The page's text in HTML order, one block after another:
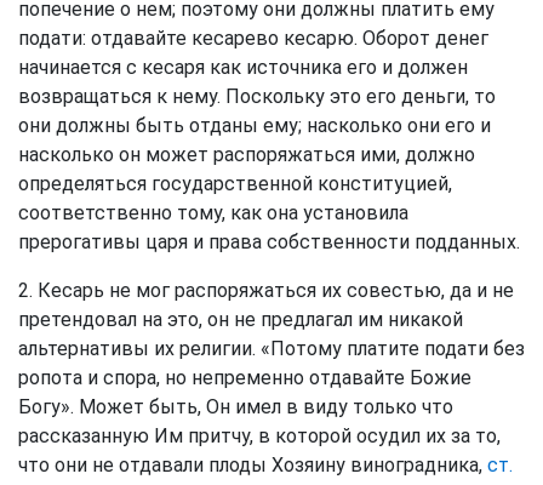
попечение о нем; поэтому они должны платить ему
подати: отдавайте кесарево кесарю. Оборот денег
начинается с кесаря как источника его и должен
возвращаться к нему. Поскольку это его деньги, то
они должны быть отданы ему; насколько они его и
насколько он может распоряжаться ими, должно
определяться государственной конституцией,
соответственно тому, как она установила
прерогативы царя и права собственности подданных.
2. Кесарь не мог распоряжаться их совестью, да и не
претендовал на это, он не предлагал им никакой
альтернативы их религии. «Потому платите подати без
ропота и спора, но непременно отдавайте Божие
Богу». Может быть, Он имел в виду только что
рассказанную Им притчу, в которой осудил их за то,
что они не отдавали плоды Хозяину виноградника, ст.